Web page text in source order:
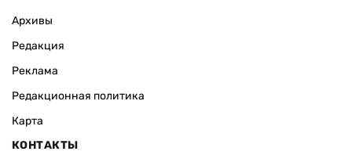
Архивы
Редакция
Реклама
Редакционная политика
Карта
КОНТАКТЫ